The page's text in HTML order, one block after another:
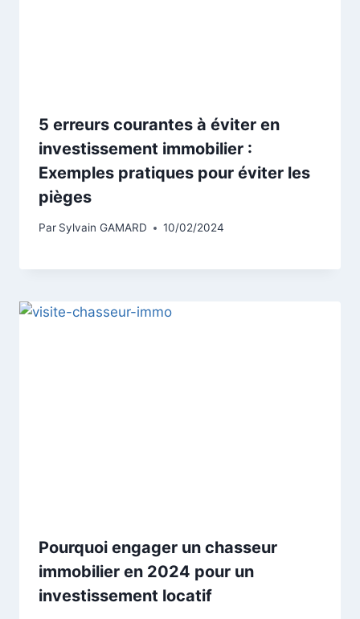
5 erreurs courantes à éviter en
investissement immobilier :
Exemples pratiques pour éviter les
pièges
Par Sylvain GAMARD 10/02/2024
Pourquoi engager un chasseur
immobilier en 2024 pour un
investissement locatif